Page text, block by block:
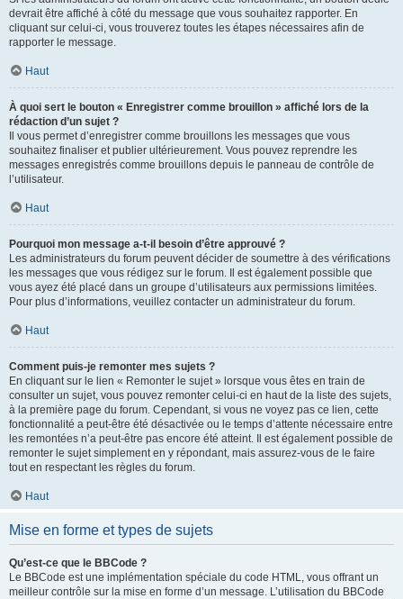
devrait être affiché à côté du message que vous souhaitez rapporter. En
cliquant sur celui-ci, vous trouverez toutes les étapes nécessaires afin de
rapporter le message.
Haut
À quoi sert le bouton « Enregistrer comme brouillon » affiché lors de la
rédaction d’un sujet ?
Il vous permet d’enregistrer comme brouillons les messages que vous
souhaitez finaliser et publier ultérieurement. Vous pouvez reprendre les
messages enregistrés comme brouillons depuis le panneau de contrôle de
l’utilisateur.
Haut
Pourquoi mon message a-t-il besoin d’être approuvé ?
Les administrateurs du forum peuvent décider de soumettre à des vérifications
les messages que vous rédigez sur le forum. Il est également possible que
vous ayez été placé dans un groupe d’utilisateurs aux permissions limitées.
Pour plus d’informations, veuillez contacter un administrateur du forum.
Haut
Comment puis-je remonter mes sujets ?
En cliquant sur le lien « Remonter le sujet » lorsque vous êtes en train de
consulter un sujet, vous pouvez remonter celui-ci en haut de la liste des sujets,
à la première page du forum. Cependant, si vous ne voyez pas ce lien, cette
fonctionnalité a peut-être été désactivée ou le temps d’attente nécessaire entre
les remontées n’a peut-être pas encore été atteint. Il est également possible de
remonter le sujet simplement en y répondant, mais assurez-vous de le faire
tout en respectant les règles du forum.
Haut
Mise en forme et types de sujets
Qu’est-ce que le BBCode ?
Le BBCode est une implémentation spéciale du code HTML, vous offrant un
meilleur contrôle sur la mise en forme d’un message. L’utilisation du BBCode